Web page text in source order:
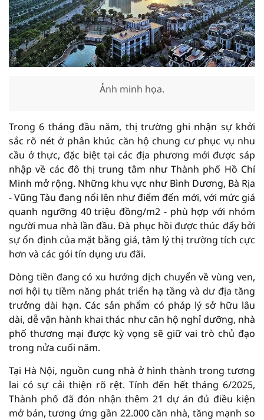
Ảnh minh họa.
Trong 6 tháng đầu năm, thị trường ghi nhận sự khởi
sắc rõ nét ở phân khúc căn hộ chung cư phục vụ nhu
cầu ở thực, đặc biệt tại các địa phương mới được sáp
nhập về các đô thị trung tâm như Thành phố Hồ Chí
Minh mở rộng. Những khu vực như Bình Dương, Bà Rịa
- Vũng Tàu đang nổi lên như điểm đến mới, với mức giá
quanh ngưỡng 40 triệu đồng/m2 - phù hợp với nhóm
người mua nhà lần đầu. Đà phục hồi được thúc đẩy bởi
sự ổn định của mặt bằng giá, tâm lý thị trường tích cực
hơn và các gói tín dụng ưu đãi.
Dòng tiền đang có xu hướng dịch chuyển về vùng ven,
nơi hội tụ tiềm năng phát triển hạ tầng và dư địa tăng
trưởng dài hạn. Các sản phẩm có pháp lý sở hữu lâu
dài, dễ vận hành khai thác như căn hộ nghỉ dưỡng, nhà
phố thương mại được kỳ vọng sẽ giữ vai trò chủ đạo
trong nửa cuối năm.
Tại Hà Nội, nguồn cung nhà ở hình thành trong tương
lai có sự cải thiện rõ rệt. Tính đến hết tháng 6/2025,
Thành phố đã đón nhận thêm 21 dự án đủ điều kiện
mở bán, tương ứng gần 22.000 căn nhà, tăng mạnh so